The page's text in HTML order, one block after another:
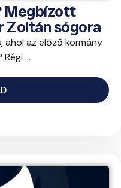
Megbízott
Zoltán sógora
az előző kormány
...